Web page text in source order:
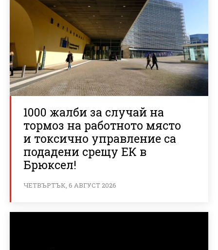
1000 жалби за случай на
тормоз на работното място
и токсично управление са
подадени срещу ЕК в
Брюксел!
ЧЕТВЪРТЪК, 6 АВГУСТ 2026